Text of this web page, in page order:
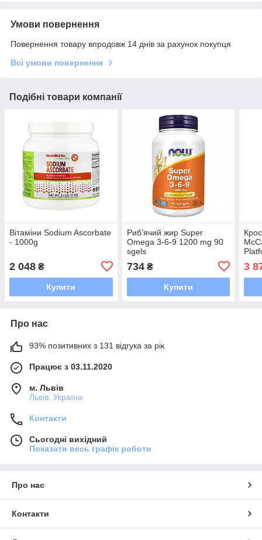
Умови повернення
Повернення товару впродовж 14 днів за рахунок покупця
Всі умови повернення
Подібні товари компанії
Вітаміни Sodium Ascorbate
- 1000g
2 048 ₴
Купити
Риб’ячий жир Super
Omega 3-6-9 1200 mg 90
sgels
734₴
Купити
3
Про нас
93% позитивних з 131 відгука за рік
Працює з 03.11.2020
м. Львів
Львів, Україна
Контакти
Сьогодні вихідний
Показати весь графік роботи
Про нас
Контакти